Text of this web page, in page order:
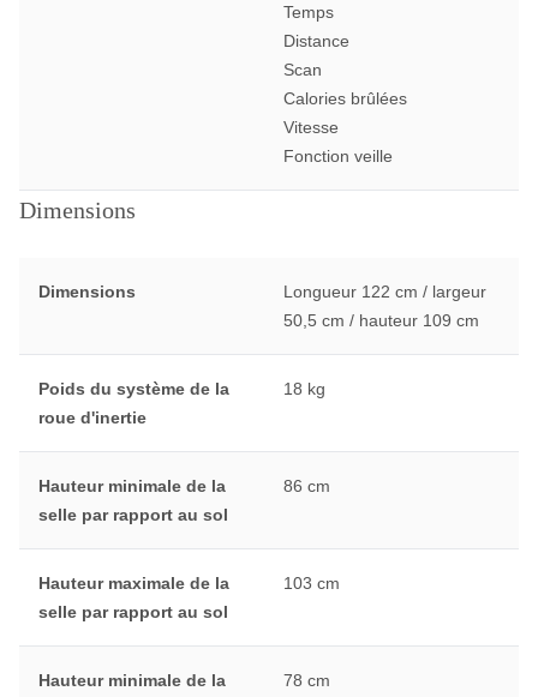
Temps
Distance
Scan
Calories brûlées
Vitesse
Fonction veille
Dimensions
Dimensions
Longueur 122 cm / largeur
50,5 cm / hauteur 109 cm
Poids du système de la
roue d'inertie
18 kg
Hauteur minimale de la
selle par rapport au sol
86 cm
Hauteur maximale de la
selle par rapport au sol
103 cm
Hauteur minimale de la
78 cm